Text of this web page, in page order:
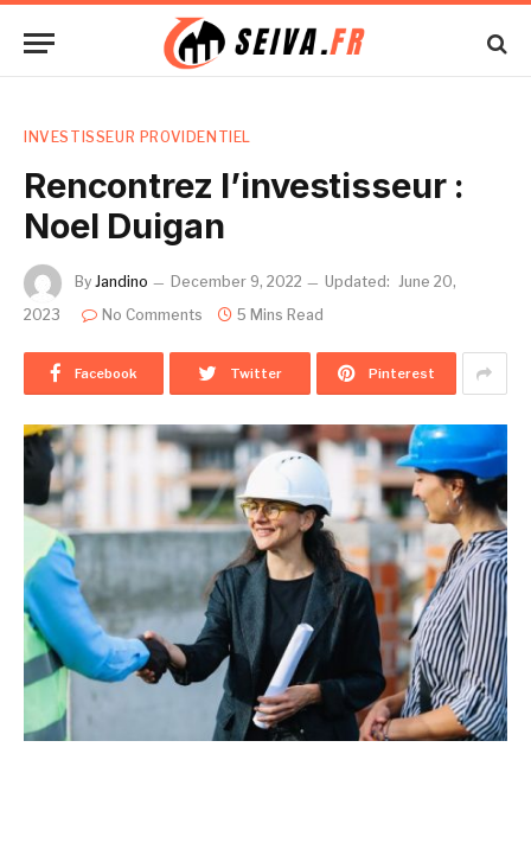
INVESTISSEUR PROVIDENTIEL
Rencontrez l’investisseur :
Noel Duigan
By Jandino December 9, 2022 Updated: June 20,
2023
No Comments 5 Mins Read
Facebook Twitter Pinterest